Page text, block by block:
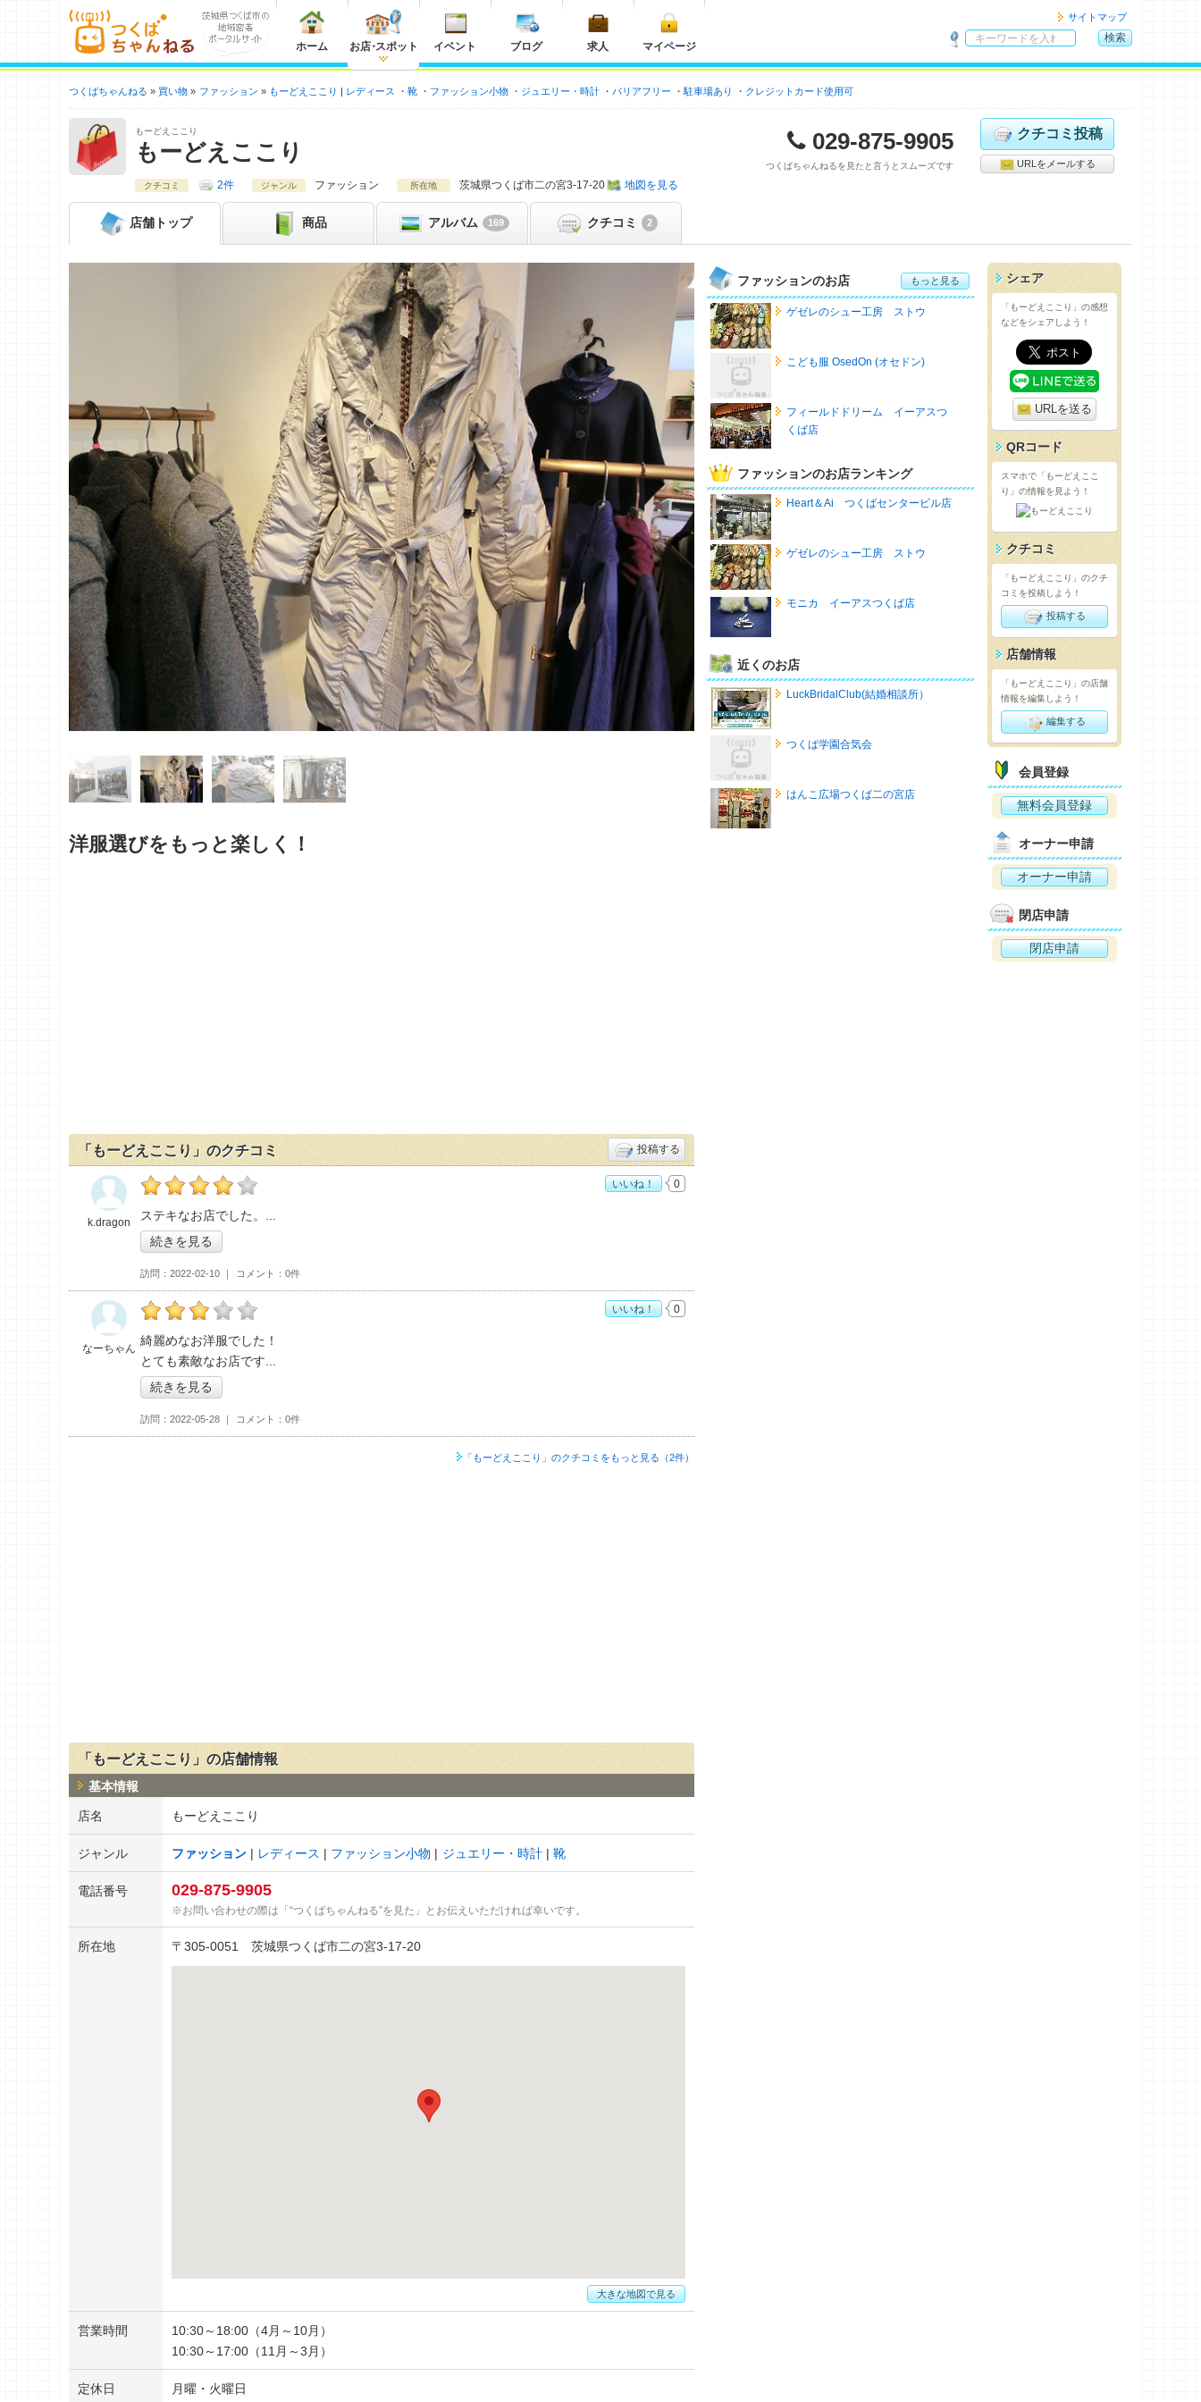
ホーム お店・スポット イベント ブログ 求人 マイページ
サイトマップ
内
索
検索
つくばちゃんねる 買い物 ファッション もーどえここり レディース 靴 ファッション小物 ジュエリー・時計 バリアフリー 駐車場あり クレジットカード使用可
もーどえここり
もーどえここり 029-875-9905
つくばちゃんねるを見たと言うとスムーズです
クチコミ投稿
URLをメールする
クチコミ 2件 ジャンル ファッション 所在地 茨城県つくば市二の宮3-17-20 地図を見る
店舗 トップ 商品 アルバム 169 クチコミ 2
洋服選びをもっと楽しく！
「もーどえここり」のクチコミ 投稿する
の「もーどえここり」おすすめ度：
ステキなお店でした。
続きを見る
訪問 2022-02-10 コメント 0件
k.dragon
いいね！ 0
の「もーどえここり」おすすめ度：
綺麗めなお洋服でした！
とても素敵なお店です
続きを見る
訪問 2022-05-28 コメント 0件
なーちゃん
いいね！ 0
「もーどえここり」のクチコミをもっと見る（2件）
「もーどえここり」の店舗情報
基本情報
店名 もーどえここり
ジャンル ファッション レディース ファッション小物 ジュエリー・時計 靴
電話番号 029-875-9905
お問い合わせの際は「“つくばちゃんねる”を見た」とお伝えいただければ幸いです。
所在地 〒 305-0051 茨城県つくば市二の宮3-17-20
大きな地図で見る
営業時間
10:30～18:00（4月～10月）
10:30～17:00（11月～3月）
定休日 月曜・火曜日
ファッションのお店 もっと見る
ゲゼレのシュー工房 ストウ
こども服 OsedOn (オセドン)
フィールドドリーム イーアスつ
くば店
ファッションのお店ランキング
Heart＆Ai つくばセンタービル店
ゲゼレのシュー工房 ストウ
モニカ イーアスつくば店
近くのお店
LuckBridalClub(結婚相談所）
つくば学園合気会
はんこ広場つくば二の宮店
シェア
「もーどえここり」の感想
などをシェアしよう！
URLを送る
QRコード
スマホで「もーどえここ
り」の情報を見よう！
クチコミ
「もーどえここり」のクチ
コミを投稿しよう！
投稿する
店舗情報
「もーどえここり」の店舗
情報を編集しよう！
編集する
会員登録
無料会員登録
オーナー申請
オーナー申請
閉店申請
閉店申請